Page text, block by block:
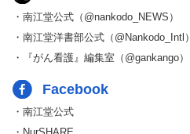
・南江堂公式（@nankodo_NEWS）
・南江堂洋書部公式（@Nankodo_Intl）
・『がん看護』編集室（@gankango）
Facebook
・南江堂公式